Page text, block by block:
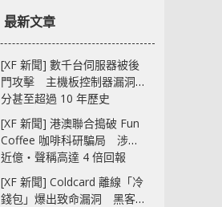
最新文章
[XF 新聞] 數千台伺服器被後
門攻擊 主機板控制器漏洞部
分甚至超過 10 年歷史
[XF 新聞] 港澳聯合搗破 Fun
Coffee 咖啡科研騙局 涉款
近億‧聲稱高達 4 倍回報
[XF 新聞] Coldcard 離線「冷
錢包」爆出致命漏洞 黑客已